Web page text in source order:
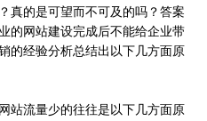
真的是可望而不可及的吗？答案
的网站建设完成后不能给企业带
的经验分析总结出以下几方面原
站流量少的往往是以下几方面原